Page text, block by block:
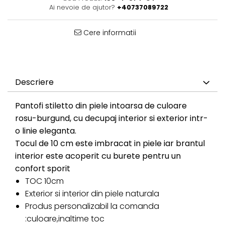
Ai nevoie de ajutor? +40737089722
Cere informatii
Descriere
Pantofi stiletto din piele intoarsa de culoare
rosu-burgund, cu decupaj interior si exterior intr-
o linie eleganta.
Tocul de 10 cm este imbracat in piele iar brantul
interior este acoperit cu burete pentru un
confort sporit
TOC 10cm
Exterior si interior din piele naturala
Produs personalizabil la comanda
:culoare,inaltime toc